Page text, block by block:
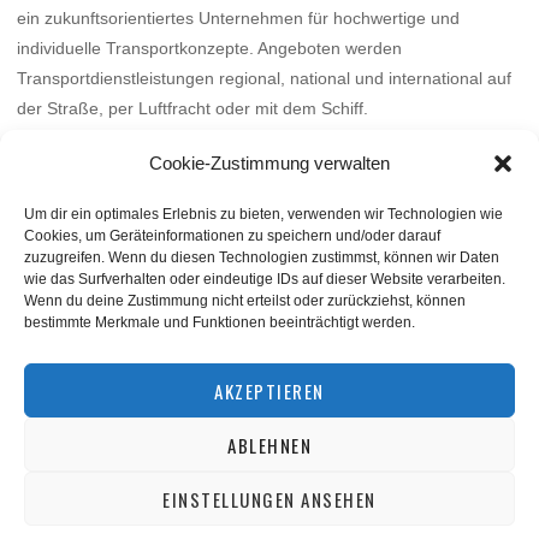
Cookie-Zustimmung verwalten
Um dir ein optimales Erlebnis zu bieten, verwenden wir Technologien wie
Cookies, um Geräteinformationen zu speichern und/oder darauf
zuzugreifen. Wenn du diesen Technologien zustimmst, können wir Daten
wie das Surfverhalten oder eindeutige IDs auf dieser Website verarbeiten.
Wenn du deine Zustimmung nicht erteilst oder zurückziehst, können
bestimmte Merkmale und Funktionen beeinträchtigt werden.
AKZEPTIEREN
ABLEHNEN
EINSTELLUNGEN ANSEHEN
ein zukunftsorientiertes Unternehmen für hochwertige und
individuelle Transportkonzepte. Angeboten werden
Transportdienstleistungen regional, national und international auf
der Straße, per Luftfracht oder mit dem Schiff.
BACK TO TOP
squashnet.de2026
Performance Marketing by matchplan